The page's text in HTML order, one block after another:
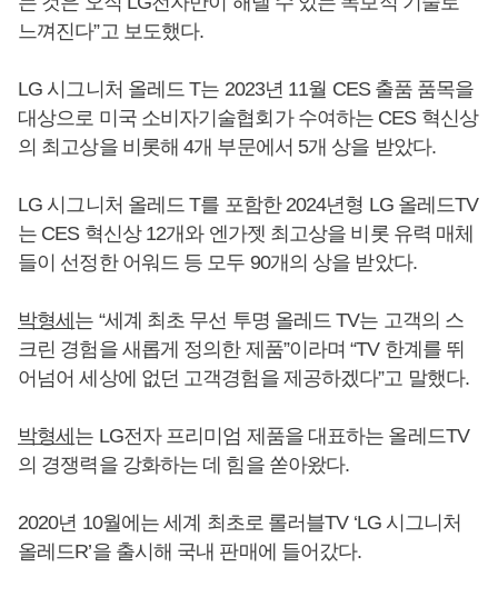
느껴진다”고 보도했다.
LG 시그니처 올레드 T는 2023년 11월 CES 출품 품목을
대상으로 미국 소비자기술협회가 수여하는 CES 혁신상
의 최고상을 비롯해 4개 부문에서 5개 상을 받았다.
LG 시그니처 올레드 T를 포함한 2024년형 LG 올레드TV
는 CES 혁신상 12개와 엔가젯 최고상을 비롯 유력 매체
들이 선정한 어워드 등 모두 90개의 상을 받았다.
박형세 는 “세계 최초 무선 투명 올레드 TV는 고객의 스
크린 경험을 새롭게 정의한 제품”이라며 “TV 한계를 뛰
어넘어 세상에 없던 고객경험을 제공하겠다”고 말했다.
박형세 는 LG전자 프리미엄 제품을 대표하는 올레드TV
의 경쟁력을 강화하는 데 힘을 쏟아왔다.
2020년 10월에는 세계 최초로 롤러블TV ‘LG 시그니처
올레드R’을 출시해 국내 판매에 들어갔다.